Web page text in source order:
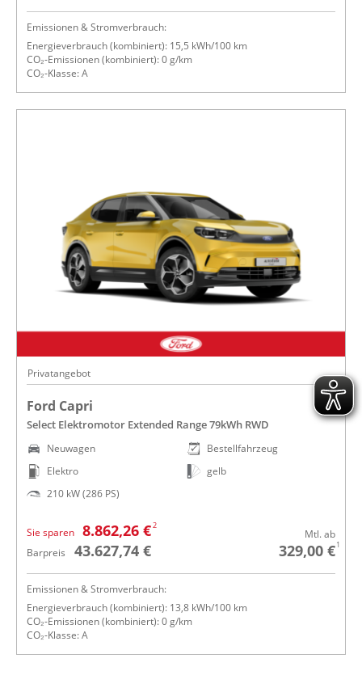
Emissionen & Stromverbrauch:
Energieverbrauch (kombiniert): 15,5 kWh/100 km
CO₂-Emissionen (kombiniert): 0 g/km
CO₂-Klasse: A
Privatangebot
Ford Capri
Select Elektromotor Extended Range 79kWh RWD
Neuwagen
Elektro
210 kW (286 PS)
Bestellfahrzeug
gelb
Sie sparen 8.862,26 €2
Barpreis 43.627,74 €
Mtl. ab
329,00 €1
Emissionen & Stromverbrauch:
Energieverbrauch (kombiniert): 13,8 kWh/100 km
CO₂-Emissionen (kombiniert): 0 g/km
CO₂-Klasse: A